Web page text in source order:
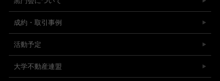
成約・取引事例
活動予定
大学不動産連盟